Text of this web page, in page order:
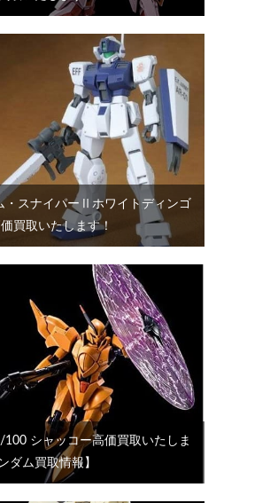
スナイパーⅡホワイトディンゴ
買取いたします！
100 シャッコー高価買取いたしま
ダム買取情報】